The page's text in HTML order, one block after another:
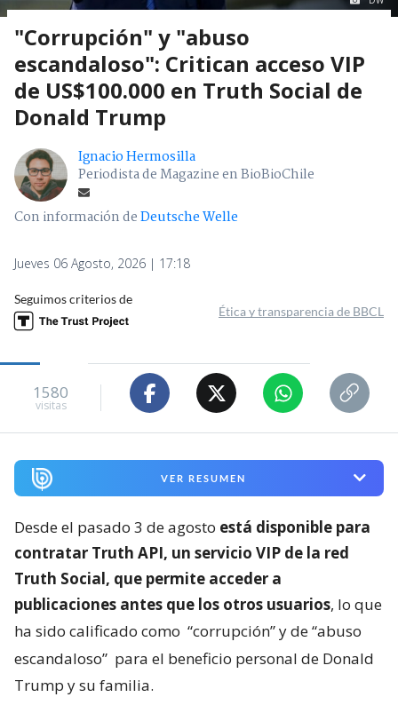
"Corrupción" y "abuso
escandaloso": Critican acceso VIP
de US$100.000 en Truth Social de
Donald Trump
Ignacio Hermosilla
Periodista de Magazine en BioBioChile
Con información deDeutsche Welle
Jueves 06 Agosto, 2026 | 17:18
Seguimos criterios de
Ética y transparencia de BBCL
1580
visitas
VER RESUMEN
Desde el pasado 3 de agosto está disponible para
contratar Truth API, un servicio VIP de la red
Truth Social, que permite acceder a
publicaciones antes que los otros usuarios, lo que
ha sido calificado como “corrupción” y de “abuso
escandaloso” para el beneficio personal de Donald
Trump y su familia.